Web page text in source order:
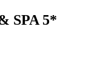
SPA 5*